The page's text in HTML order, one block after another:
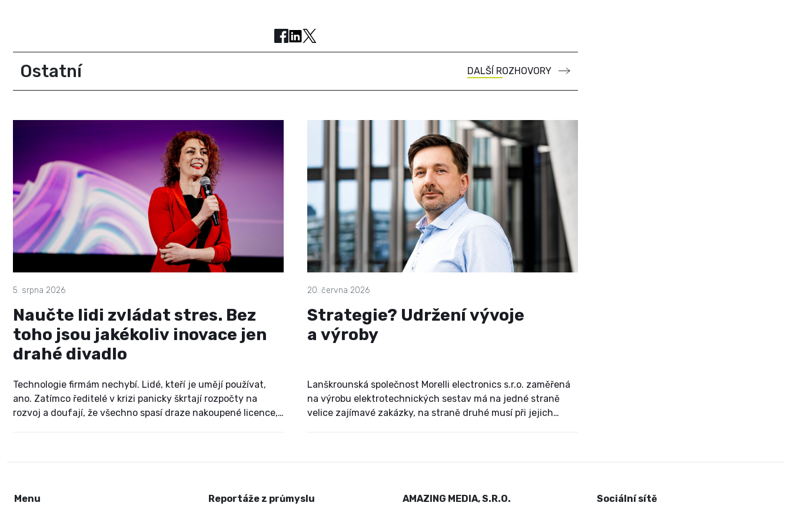
Ostatní DALŠÍ ROZHOVORY
5. srpna 2026
Naučte lidi zvládat stres. Bez
toho jsou jakékoliv inovace jen
drahé divadlo
Technologie firmám nechybí. Lidé, kteří je umějí používat,
ano. Zatímco ředitelé v krizi panicky škrtají rozpočty na
rozvoj a doufají, že všechno spasí draze nakoupené licence,
20. června 2026
Strategie? Udržení vývoje
a výroby
Lanškrounská společnost Morelli electronics s.r.o. zaměřená
na výrobu elektrotechnických sestav má na jedné straně
velice zajímavé zakázky, na straně druhé musí při jejich
Menu Reportáže z průmyslu AMAZING MEDIA, S.R.O. Sociální sítě